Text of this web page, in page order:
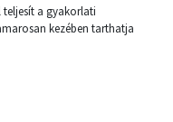
teljesít a gyakorlati
kezében tarthatja